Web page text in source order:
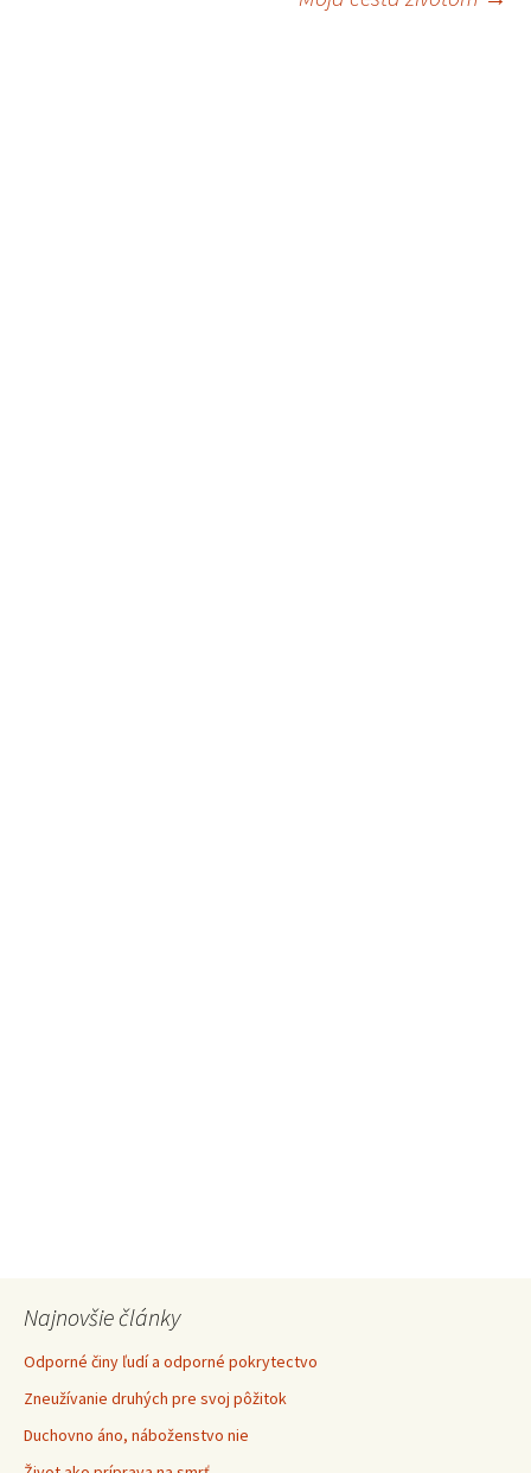
Najnovšie články
Odporné činy ľudí a odporné pokrytectvo
Zneužívanie druhých pre svoj pôžitok
Duchovno áno, náboženstvo nie